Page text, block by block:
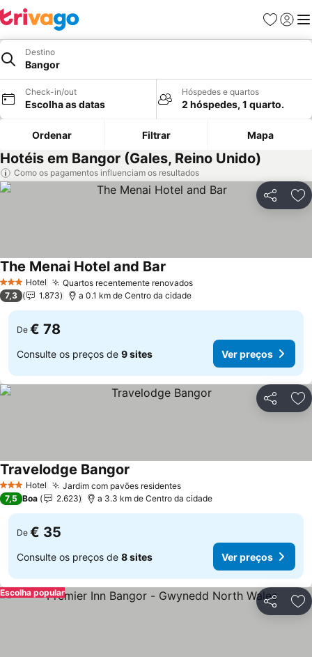
Favoritos
Iniciar
Destino
Bangor
Check-in/out
Escolha as datas
Hóspedes e quartos
2 hóspedes, 1 quarto.
Ordenar Filtrar Mapa
Hotéis em Bangor (Gales, Reino Unido)
Como os pagamentos influenciam os resultados
Partilhar
3 EstrelasHotel Quartos recentemente renovadosVer preços
The Menai Hotel and Bar
7,3 1.873 a 0.1 km de Centro da cidade
De € 78
Consulte os preços de 9 sites Ver preços
Partilhar
3 EstrelasHotel Jardim com pavões residentesVer preços
Travelodge Bangor
7,5 Boa 2.623 a 3.3 km de Centro da cidade
De € 35
Consulte os preços de 8 sites Ver preços
Partilhar
Escolha popular